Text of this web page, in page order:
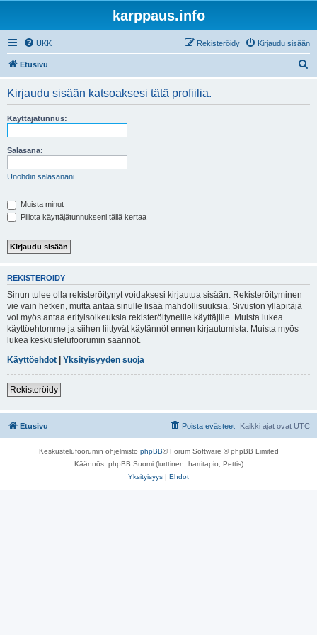
karppaus.info
UKK Kirjaudu sisään
Rekisteröidy
Etusivu
Kirjaudu sisään katsoaksesi tätä profiilia.
Käyttäjätunnus:
Salasana:
Unohdin salasanani
Muista minut
Piilota käyttäjätunnukseni tällä kertaa
REKISTERÖIDY
Sinun tulee olla rekisteröitynyt voidaksesi kirjautua sisään. Rekisteröityminen
vie vain hetken, mutta antaa sinulle lisää mahdollisuuksia. Sivuston ylläpitäjä
voi myös antaa erityisoikeuksia rekisteröityneille käyttäjille. Muista lukea
käyttöehtomme ja siihen liittyvät käytännöt ennen kirjautumista. Muista myös
lukea keskustelufoorumin säännöt.
Käyttöehdot | Yksityisyyden suoja
Rekisteröidy
Etusivu Kaikki ajat ovat UTC
Poista evästeet
Keskustelufoorumin ohjelmisto phpBB® Forum Software © phpBB Limited
Käännös: phpBB Suomi (lurttinen, harritapio, Pettis)
Yksityisyys | Ehdot